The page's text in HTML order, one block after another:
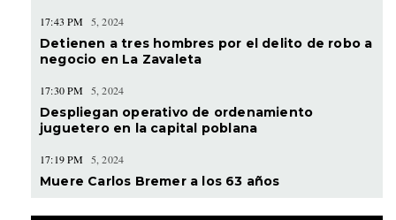
17:43 PM 5, 2024
Detienen a tres hombres por el delito de robo a
negocio en La Zavaleta
17:30 PM 5, 2024
Despliegan operativo de ordenamiento
juguetero en la capital poblana
17:19 PM 5, 2024
Muere Carlos Bremer a los 63 años